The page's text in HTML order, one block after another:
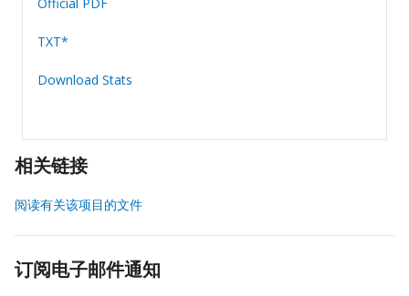
TXT*
Download Stats
相关链接
阅读有关该项目的文件
订阅电子邮件通知